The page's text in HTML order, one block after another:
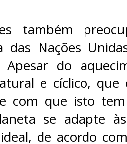
também
das Nações
Apesar do
e cíclico,
com que isto
se adapte
de acordo